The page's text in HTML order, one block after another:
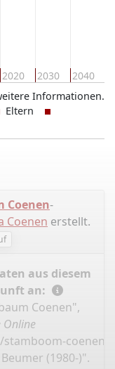
2020 2030 2040
Informationen.
Eltern
Coenen-
Coenen erstellt.
aus diesem
an:
Coenen",
Online
coenen/
(1980-)".